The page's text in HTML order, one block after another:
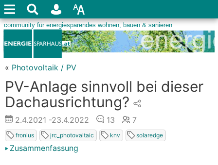
« Photovoltaik / PV
PV-Anlage sinnvoll bei dieser
Dachausrichtung?
2.4.2021 -23.4.2022 13 7
fronius jrc_photovaltaic knv solaredge
Zusammenfassung